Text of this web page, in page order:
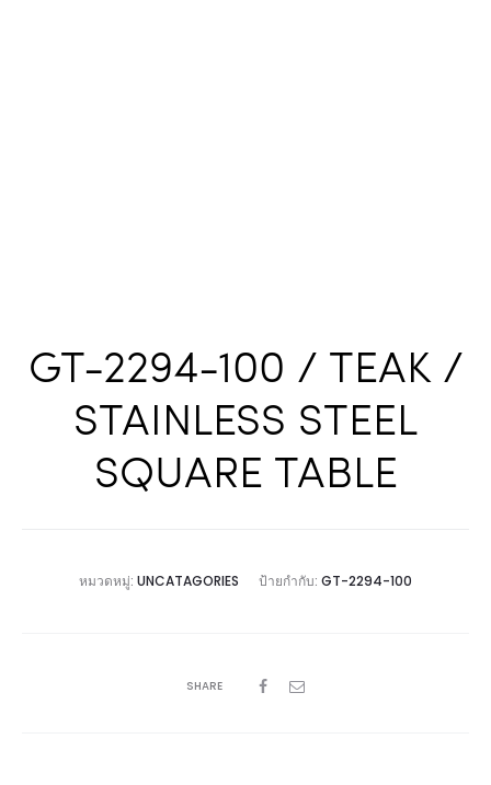
GT-2294-100 / TEAK /
STAINLESS STEEL
SQUARE TABLE
หมวดหมู่: UNCATAGORIES ป้ายกำกับ: GT-2294-100
SHARE